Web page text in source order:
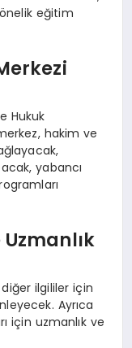
eğitim
Hukuk
hakim ve
yabancı
ilgililer için
Ayrıca
için uzmanlık ve